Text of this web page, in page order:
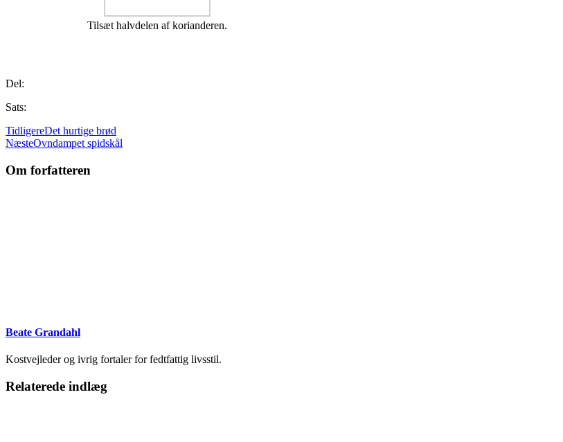
Tilsæt halvdelen af korianderen.
Del:
Sats:
TidligereDet hurtige brød
NæsteOvndampet spidskål
Om forfatteren
Beate Grandahl
Kostvejleder og ivrig fortaler for fedtfattig livsstil.
Relaterede indlæg